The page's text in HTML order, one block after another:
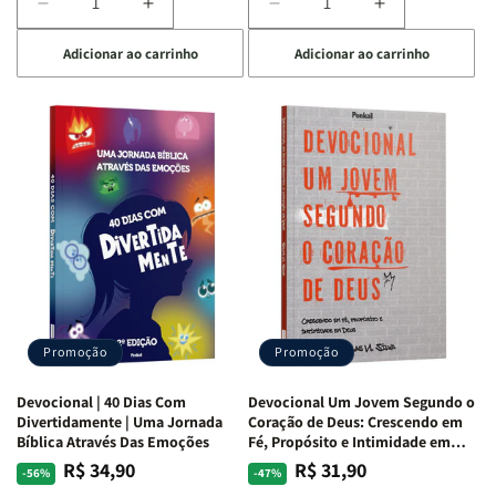
Diminuir
a
quantidade
de
Devocional
Quarto
de
Guerra
Isabelle
S.
Alves
Aumentar
a
quantidade
de
Devocional
Quarto
de
Guerra
|
Isabelle
S.
Alves
Adicionar ao carrinho
Diminuir
a
quantidade
de
Devocional
Café
com
Mulheres
da
Bíblia
Equipe
Teológica
Penkal
Aumentar
a
quantidade
de
Devocional
Café
com
Mulheres
da
Bíblia
|
Equipe
Teológica
Penkal
Adicionar ao carrinho
Promoção
Devocional | 40 Dias Com
Divertidamente | Uma Jornada
Bíblica Através Das Emoções
-56%
Preço
PreçoR$ 34,90
Promoção
Devocional Um Jovem Segundo o
Coração de Deus: Crescendo em
Fé, Propósito e Intimidade em
Deus
-47%
Preço
PreçoR$ 31,90